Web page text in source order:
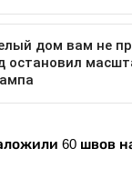
60 швов